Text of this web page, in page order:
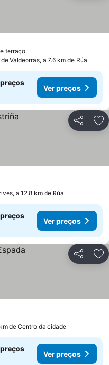
terraço
Valdeorras, a 7.6 km de Rúa
Ver preços
Partilhar
a 12.8 km de Rúa
Ver preços
Partilhar
de Centro da cidade
Ver preços